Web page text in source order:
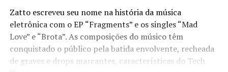
Zatto escreveu seu nome na história da música
eletrônica com o EP “Fragments” e os singles “Mad
Love” e “Brota”. As composições do músico têm
conquistado o público pela batida envolvente, recheada
de graves e drops marcantes, características do Tech